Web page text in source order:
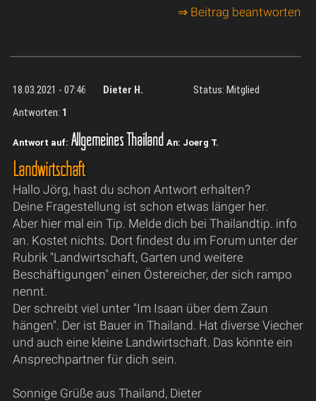
⇒ Beitrag beantworten
18.03.2021 - 07:46 Dieter H.
Status: Mitglied
Antworten: 1
Antwort auf: Allgemeines Thailand An: Joerg T.
Landwirtschaft
Hallo Jörg, hast du schon Antwort erhalten?
Deine Fragestellung ist schon etwas länger her.
Aber hier mal ein Tip. Melde dich bei Thailandtip. info
an. Kostet nichts. Dort findest du im Forum unter der
Rubrik "Landwirtschaft, Garten und weitere
Beschäftigungen" einen Östereicher, der sich rampo
nennt.
Der schreibt viel unter "Im Isaan über dem Zaun
hängen". Der ist Bauer in Thailand. Hat diverse Viecher
und auch eine kleine Landwirtschaft. Das könnte ein
Ansprechpartner für dich sein.
Sonnige Grüße aus Thailand, Dieter